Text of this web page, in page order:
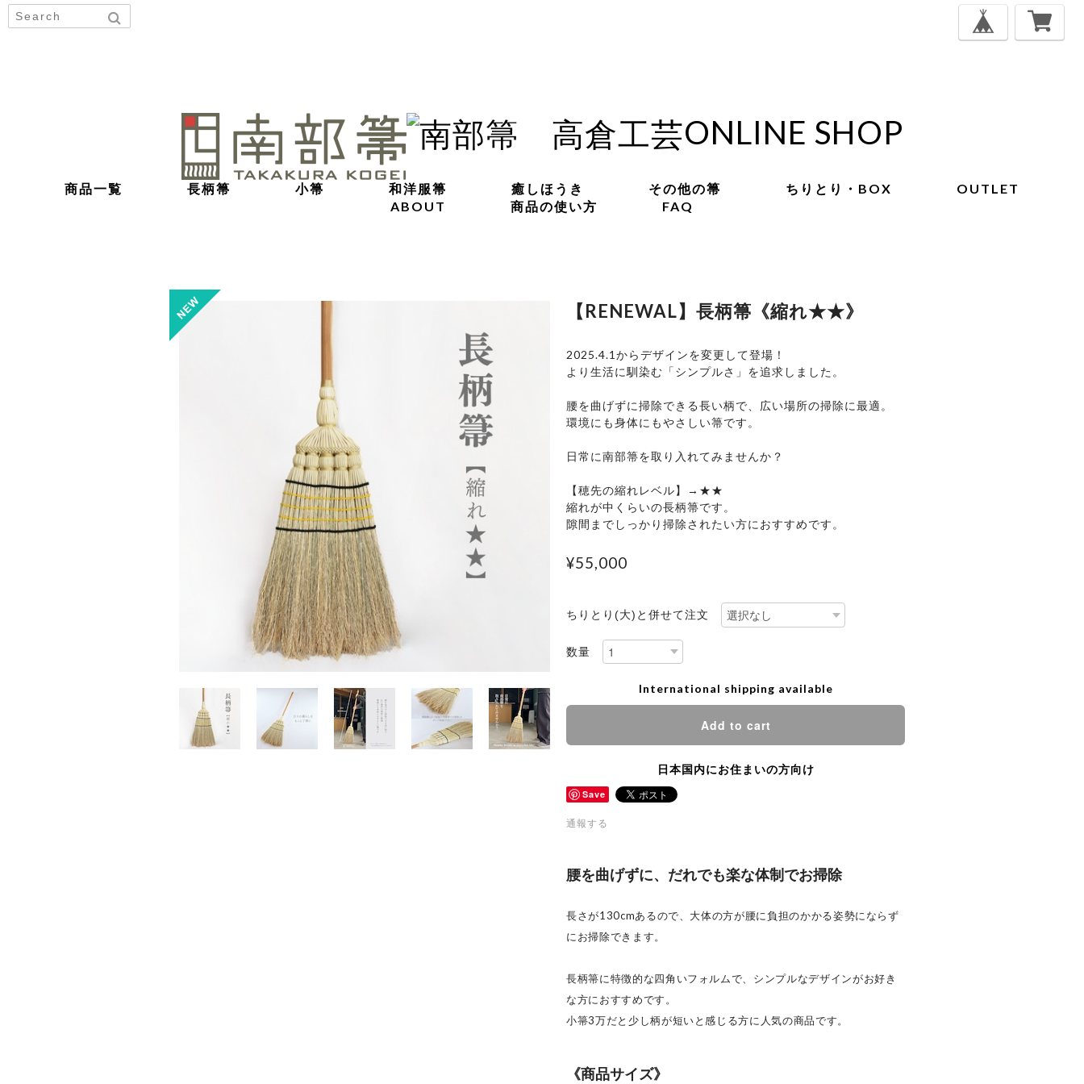
ONLINE SHOP
商品一覧 長柄箒 小箒 和洋服箒 癒しほうき その他の箒 ちりとり・BOX
OUTLET
ABOUT
商品の使い方 FAQ
【RENEWAL】長柄箒《縮れ★★》
2025.4.1からデザインを変更して登場！
より生活に馴染む「シンプルさ」を追求しました。
腰を曲げずに掃除できる長い柄で、広い場所の掃除に最適。
環境にも身体にもやさしい箒です。
日常に南部箒を取り入れてみませんか？
【穂先の縮れレベル】→★★
縮れが中くらいの長柄箒です。
隙間までしっかり掃除されたい方におすすめです。
¥55,000
ちりとり(大)と併せて注文
数量
International shipping available
Add to cart
日本国内にお住まいの方向け
Save
通報する
腰を曲げずに、だれでも楽な体制でお掃除
長さが130cmあるので、大体の方が腰に負担のかかる姿勢にならず
にお掃除できます。
長柄箒に特徴的な四角いフォルムで、シンプルなデザインがお好き
な方におすすめです。
小箒3万だと少し柄が短いと感じる方に人気の商品です。
《商品サイズ》